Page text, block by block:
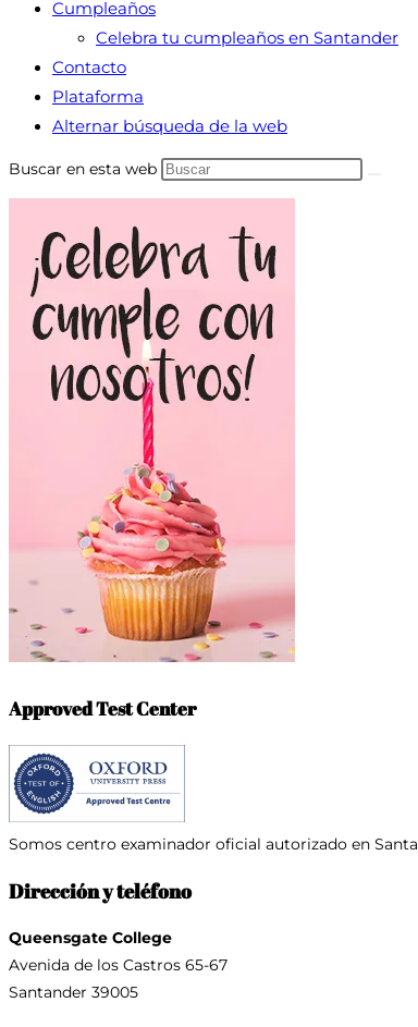
Cumpleaños
Celebra tu cumpleaños en Santander
Contacto
Plataforma
Alternar búsqueda de la web
Buscar en esta web
Approved Test Center
Somos centro examinador oficial autorizado en
Dirección y teléfono
Queensgate College
Avenida de los Castros 65-67
Santander 39005